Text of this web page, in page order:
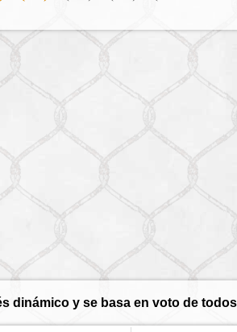
dinámico y se basa en voto de